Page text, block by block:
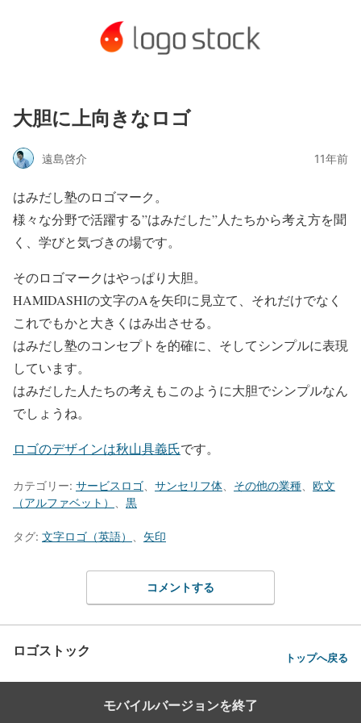
大胆に上向きなロゴ
遠島啓介 11年前
はみだし塾のロゴマーク。
様々な分野で活躍する”はみだした”人たちから考え方を聞
く、学びと気づきの場です。
そのロゴマークはやっぱり大胆。
HAMIDASHIの文字のAを矢印に見立て、それだけでなく
これでもかと大きくはみ出させる。
はみだし塾のコンセプトを的確に、そしてシンプルに表現
しています。
はみだした人たちの考えもこのように大胆でシンプルなん
でしょうね。
ロゴのデザインは秋山具義氏です。
カテゴリー: サービスロゴ サンセリフ体 その他の業種
欧文
（アルファベット）
黒
タグ: 文字ロゴ（英語） 矢印
コメントする
ロゴストック トップへ戻る
モバイルバージョンを終了